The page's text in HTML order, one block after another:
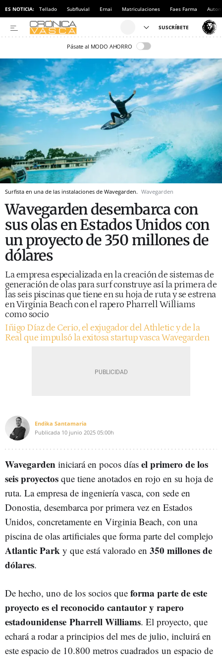
ES NOTICIA: Tellado Subfluvial Ernai Matriculaciones Faes Farma
Pásate al MODO AHORRO
Surfista en una de las instalaciones de Wavegarden. Wavegarden
Wavegarden desembarca con
sus olas en Estados Unidos con
un proyecto de 350 millones de
dólares
La empresa especializada en la creación de sistemas de
generación de olas para surf construye así la primera de
las seis piscinas que tiene en su hoja de ruta y se estrena
en Virginia Beach con el rapero Pharrell Williams
como socio
Iñigo Díaz de Cerio, el exjugador del Athletic y de la
Real que impulsó la exitosa startup vasca Wavegarden
Endika Santamaria
Publicada 10 junio 2025 05:00h
Wavegarden iniciará en pocos días el primero de los
seis proyectos que tiene anotados en rojo en su hoja de
ruta. La empresa de ingeniería vasca, con sede en
Donostia, desembarca por primera vez en Estados
Unidos, concretamente en Virginia Beach, con una
piscina de olas artificiales que forma parte del complejo
Atlantic Park y que está valorado en 350 millones de
dólares.
De hecho, uno de los socios que forma parte de este
proyecto es el reconocido cantautor y rapero
estadounidense Pharrell Williams. El proyecto, que
echará a rodar a principios del mes de julio, incluirá en
este espacio de 10.800 metros cuadrados un espacio de